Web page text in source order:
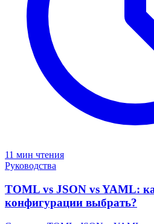
11 мин чтения
Руководства
TOML vs JSON vs YAML:
конфигурации выбрать?